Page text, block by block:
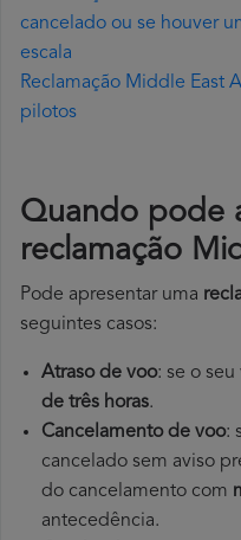
cancelado ou se houver
escala
Reclamação Middle East
pilotos
Quando pode
reclamação
Pode apresentar uma
seguintes casos:
Atraso de voo: se o
de três horas.
Cancelamento de voo:
cancelado sem aviso
do cancelamento com
antecedência.